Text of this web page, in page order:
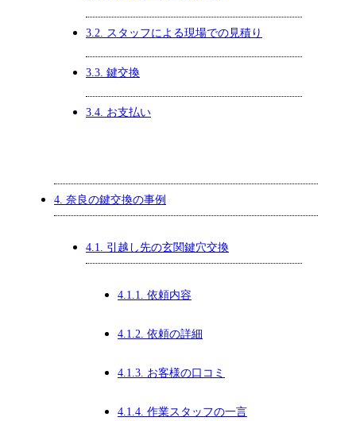
3.2. スタッフによる現場での見積り
3.3. 鍵交換
3.4. お支払い
4. 奈良の鍵交換の事例
4.1. 引越し先の玄関鍵穴交換
4.1.1. 依頼内容
4.1.2. 依頼の詳細
4.1.3. お客様の口コミ
4.1.4. 作業スタッフの一言